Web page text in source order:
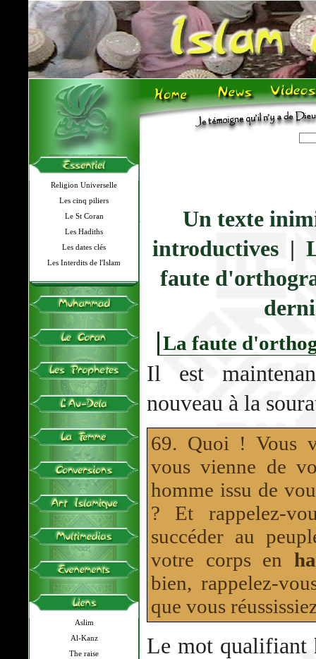
Religion Universelle
Les cinq piliers
Le St Coran
Les Hadiths
Les dates clés
Les Interdits de l'Islam
Aslim
Al-Kanz
The raise
Un texte
introductives|
faute
La faute
Il est
nouveau à la
69. Quoi ! Vous
vous vienne de
homme issu de
? Et rappelez-
succéder au
votre corps en
bien, rappelez-
que vous
Le mot qualifiant